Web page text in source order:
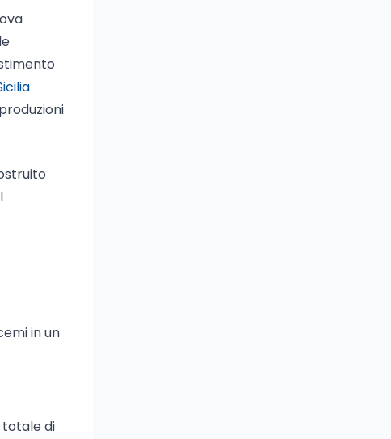
in un
totale di